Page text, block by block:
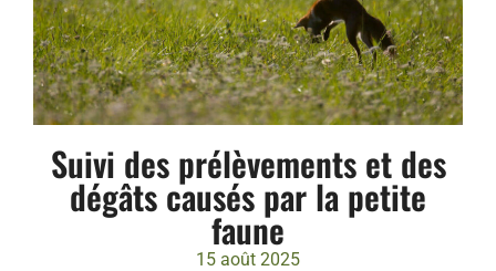
Suivi des prélèvements et des
dégâts causés par la petite
faune
15 août 2025